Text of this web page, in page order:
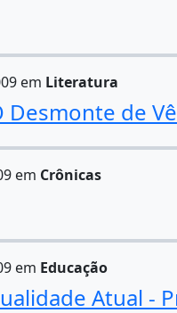
em Literatura
Desmonte de
em Crônicas
em Educação
Atual -